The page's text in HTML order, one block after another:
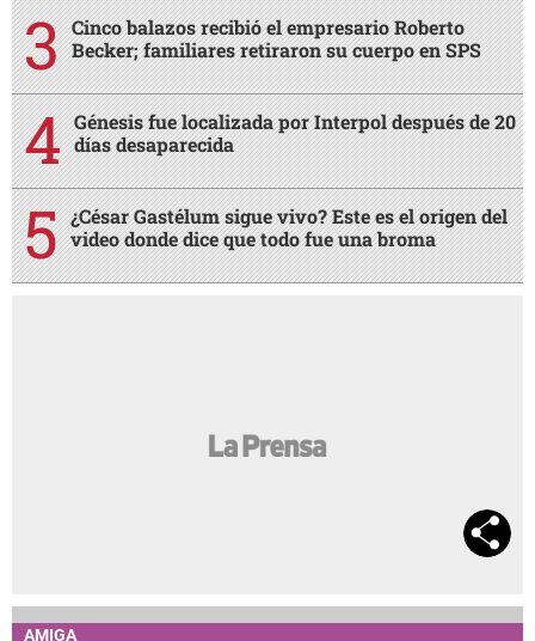
Cinco balazos recibió el empresario Roberto
Becker; familiares retiraron su cuerpo en SPS
Génesis fue localizada por Interpol después de 20
días desaparecida
¿César Gastélum sigue vivo? Este es el origen del
video donde dice que todo fue una broma
AMIGA